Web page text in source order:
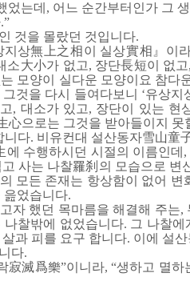
었는데, 어느 순간부터인가 그
것을 몰랐던 것입니다.
상無上之相이 실상實相』이
소大小가 없고, 장단長短이 없
모양이 실다운 모양이요 참다
것을 다시 들여다보니 ‘유상
, 대소가 있고, 장단이 있는 현
心으로는 그것을 받아들이지
다. 비유컨대 설산동자雪山童
수행하시던 시절의 이름인데
사는 나찰羅刹의 모습으로 변
모든 존재는 항상함이 없어
읊었습니다.
자 했던 목마름을 해결해 주는,
찰밖에 없었습니다. 그 나찰
과 피를 요구 합니다. 이에 설
다.
寂滅爲樂”이니라, “생하고 멸하